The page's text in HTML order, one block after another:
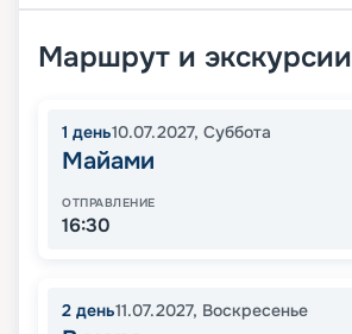
Маршрут и экскурсии
1 день10.07.2027, Суббота
Майами
ОТПРАВЛЕНИЕ
16:30
2 день11.07.2027, Воскресенье